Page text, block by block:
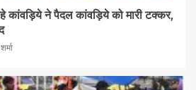
कांवड़िये ने पैदल कांवड़िये को मारी टक्कर,